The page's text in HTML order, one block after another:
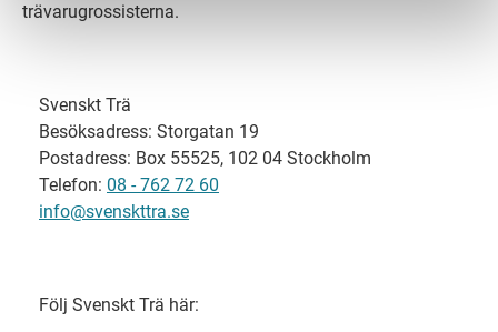
trävarugrossisterna.
Svenskt Trä
Besöksadress: Storgatan 19
Postadress: Box 55525, 102 04 Stockholm
Telefon: 08 - 762 72 60
info@svenskttra.se
Följ Svenskt Trä här: